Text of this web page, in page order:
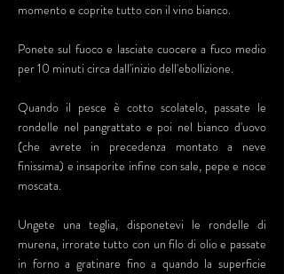
momento e coprite tutto con il vino bianco.
Ponete sul fuoco e lasciate cuocere a fuco medio
per 10 minuti circa dall'inizio dell'ebollizione.
Quando il pesce è cotto scolatelo, passate le
rondelle nel pangrattato e poi nel bianco d'uovo
(che avrete in precedenza montato a neve
finissima) e insaporite infine con sale, pepe e noce
moscata.
Ungete una teglia, disponetevi le rondelle di
murena, irrorate tutto con un filo di olio e passate
in forno a gratinare fino a quando la superficie